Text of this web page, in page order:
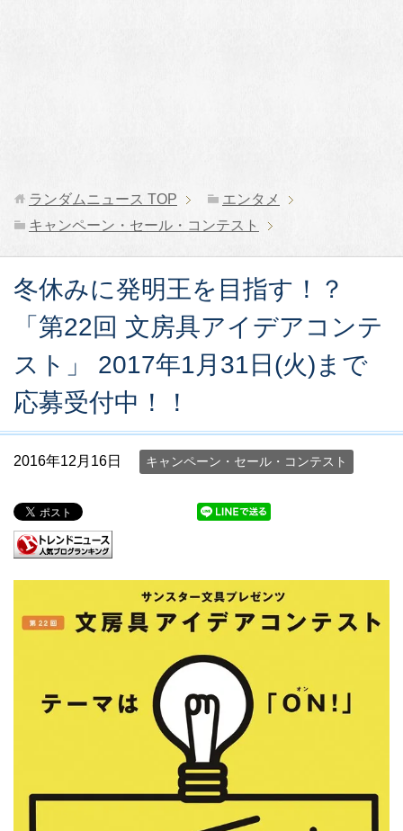
ランダムニュース TOP
エンタメ
キャンペーン・セール・コンテスト
冬休みに発明王を目指す！？
「第22回 文房具アイデアコンテ
スト」 2017年1月31日(火)まで
応募受付中！！
2016年12月16日 キャンペーン・セール・コンテスト